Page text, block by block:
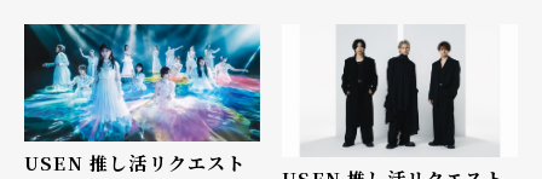
USEN 推し活リクエスト